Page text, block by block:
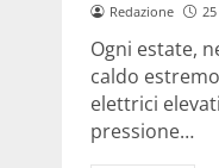
Redazione
Ogni estate,
caldo
elettrici
pressione…